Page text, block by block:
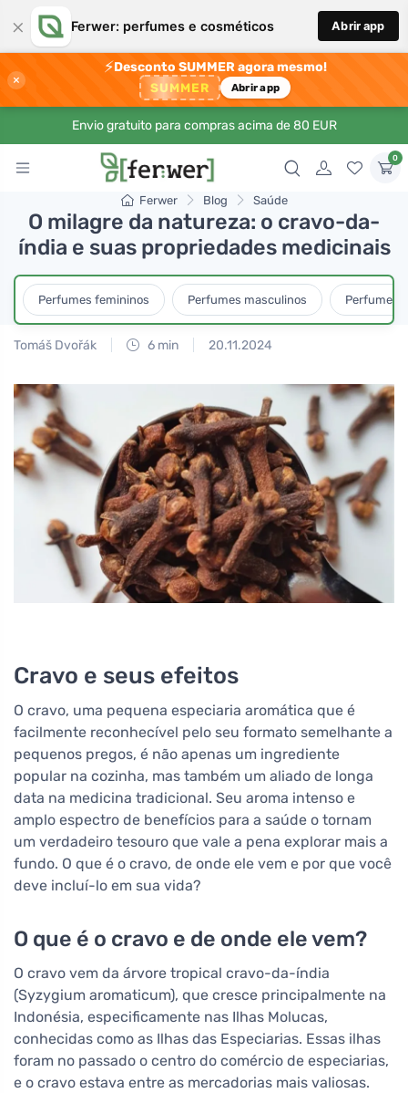
× Ferwer: perfumes e cosméticos Abrir app
×
⚡Desconto SUMMER agora mesmo!
SUMMER Abrir app
Envio gratuito para compras acima de 80 EUR
0
Ferwer Blog Saúde
O milagre da natureza: o cravo-da-
índia e suas propriedades medicinais
Perfumes femininos Perfumes masculinos Perfumes
Tomáš Dvořák 6 min 20.11.2024
Cravo e seus efeitos
O cravo, uma pequena especiaria aromática que é
facilmente reconhecível pelo seu formato semelhante a
pequenos pregos, é não apenas um ingrediente
popular na cozinha, mas também um aliado de longa
data na medicina tradicional. Seu aroma intenso e
amplo espectro de benefícios para a saúde o tornam
um verdadeiro tesouro que vale a pena explorar mais a
fundo. O que é o cravo, de onde ele vem e por que você
deve incluí-lo em sua vida?
O que é o cravo e de onde ele vem?
O cravo vem da árvore tropical cravo-da-índia
(Syzygium aromaticum), que cresce principalmente na
Indonésia, especificamente nas Ilhas Molucas,
conhecidas como as Ilhas das Especiarias. Essas ilhas
foram no passado o centro do comércio de especiarias,
e o cravo estava entre as mercadorias mais valiosas.